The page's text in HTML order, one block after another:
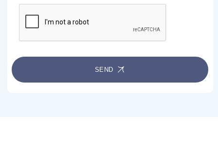
SEND